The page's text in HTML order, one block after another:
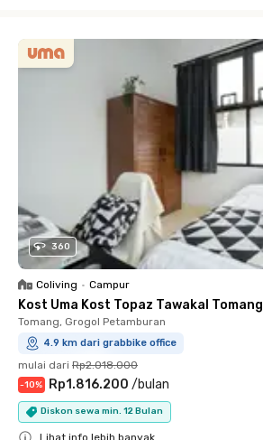
360
Coliving • Campur
Kost Uma Kost Topaz Tawakal Tomang
Tomang, Grogol Petamburan
4.9 km dari grabbike office
mulai dari Rp2.018.000
-10% Rp1.816.200 /bulan
Diskon sewa min. 12 Bulan
Lihat info lebih banyak